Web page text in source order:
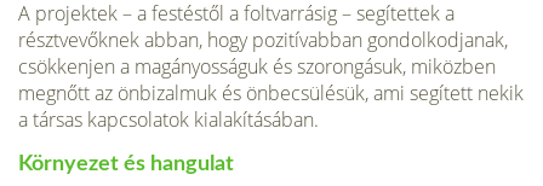
A projektek – a festéstől a foltvarrásig – segítettek a
résztvevőknek abban, hogy pozitívabban gondolkodjanak,
csökkenjen a magányosságuk és szorongásuk, miközben
megnőtt az önbizalmuk és önbecsülésük, ami segített nekik
a társas kapcsolatok kialakításában.
Környezet és hangulat